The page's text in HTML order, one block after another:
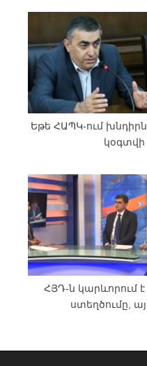
Եթե ՀԱՊԿ-ում
կօգտվի
ՀՅԴ-ն կարևորում
ստեղծումը,